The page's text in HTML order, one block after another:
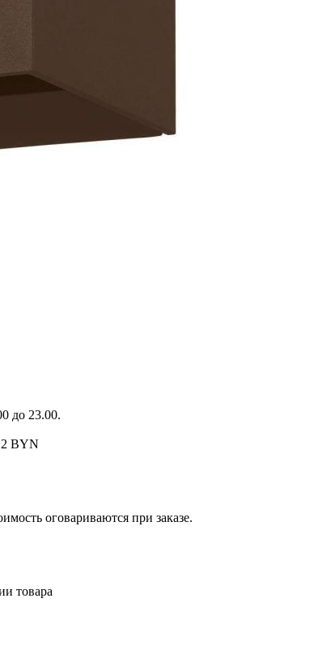
до 23.00.
BYN
оговариваются при заказе.
товара